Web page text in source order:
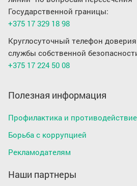
Государственной границы:
+375 17 329 18 98
Круглосуточный телефон доверия
службы собственной
+375 17 224 50 08
Полезная информация
Профилактика и
Борьба с коррупцией
Рекламодателям
Наши партнеры